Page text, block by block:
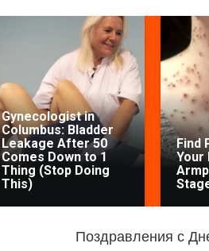
Gynecologist in
Columbus: Bladder
Leakage After 50
Comes Down to 1
Thing (Stop Doing
This)
Find
Your
Поздравления с